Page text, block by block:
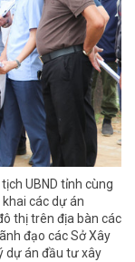
UBND tỉnh cùng
các dự án
thị trên địa bàn các
đạo các Sở Xây
dự án đầu tư xây